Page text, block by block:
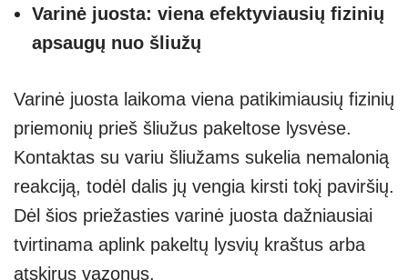
Varinė juosta: viena efektyviausių fizinių
apsaugų nuo šliužų
Varinė juosta laikoma viena patikimiausių fizinių
priemonių prieš šliužus pakeltose lysvėse.
Kontaktas su variu šliužams sukelia nemalonią
reakciją, todėl dalis jų vengia kirsti tokį paviršių.
Dėl šios priežasties varinė juosta dažniausiai
tvirtinama aplink pakeltų lysvių kraštus arba
atskirus vazonus.